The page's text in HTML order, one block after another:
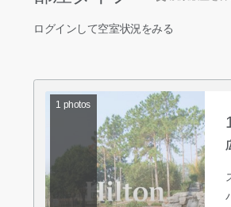
ログインして空室状況をみる
1 photos